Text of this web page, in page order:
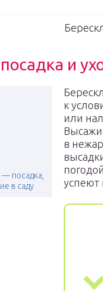
и
посадка,
в саду
к
или
в
успеют